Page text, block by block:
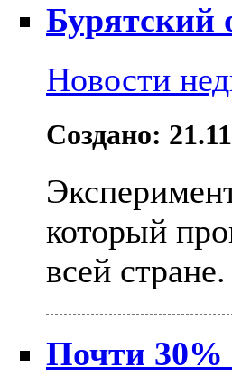
Бурятский
Новости
Создано:
который
всей
Почти 30%